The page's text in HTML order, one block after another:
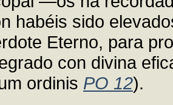
habéis sido
Eterno, para
con divina
ordinis PO 12).